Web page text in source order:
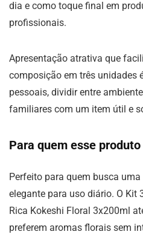
dia e como toque final em
profissionais.
Apresentação atrativa que
composição em três unidades
pessoais, dividir entre
familiares com um item útil e
Para quem esse
Perfeito para quem busca
elegante para uso diário. O Kit
Rica Kokeshi Floral 3x200ml
preferem aromas florais sem